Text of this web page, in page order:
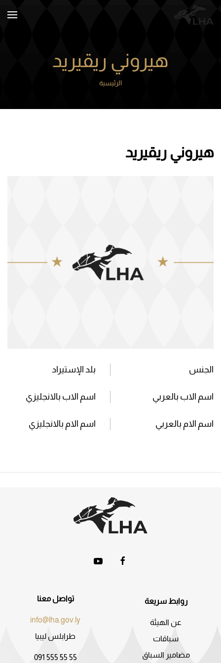
هيروني ريقيريد
الرئيسية
هيروني ريقيريد
الجنس بلد الإستيراد
اسم الاب بالعربي اسم الاب بالانجليزي
اسم الام بالعربي اسم الام بالانجليزي
روابط سريعة
عن الهيئة
سباقات
مضامير السباق
تواصل معنا
info@lha.gov.ly
طرابلس ليبيا
091 555 55 55